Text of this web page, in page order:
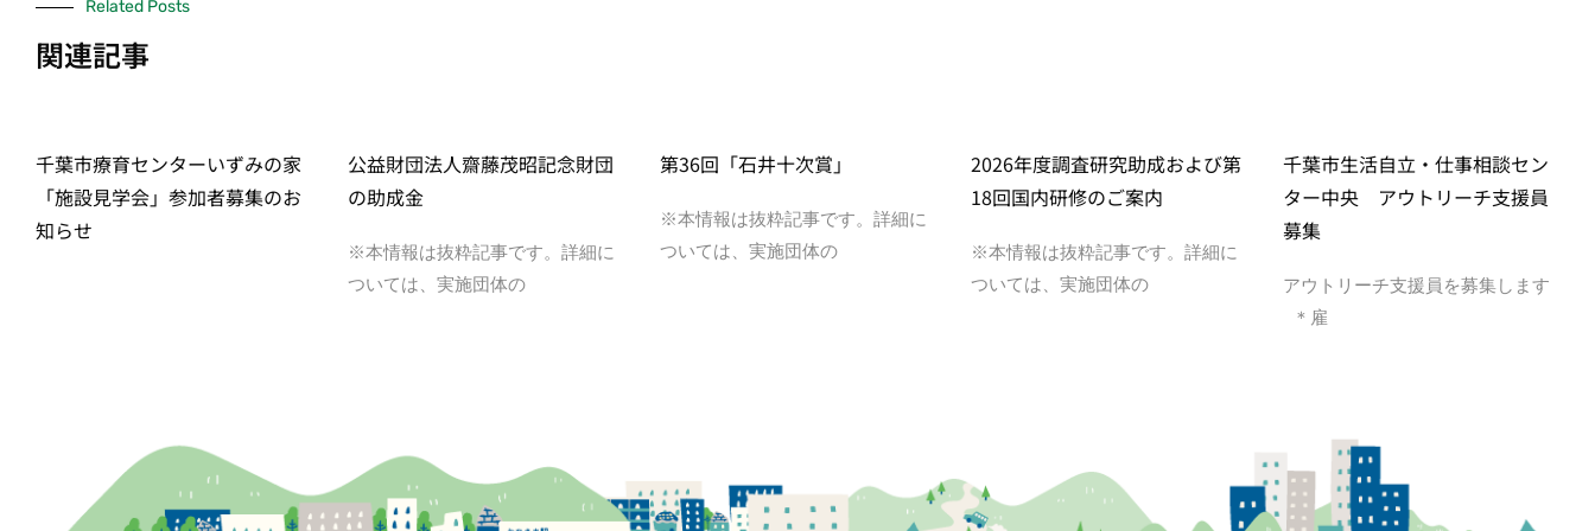
Related Posts
関連記事
千葉市療育センターいずみの家
「施設見学会」参加者募集のお
知らせ
公益財団法人齋藤茂昭記念財団
の助成金
※本情報は抜粋記事です。詳細に
ついては、実施団体の
第36回「石井十次賞」
※本情報は抜粋記事です。詳細に
ついては、実施団体の
2026年度調査研究助成および第
18回国内研修のご案内
※本情報は抜粋記事です。詳細に
ついては、実施団体の
千葉市生活自立・仕事相談セン
ター中央 アウトリーチ支援員
募集
アウトリーチ支援員を募集します
＊雇